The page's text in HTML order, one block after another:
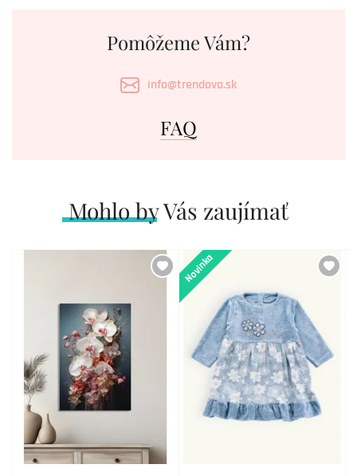
Pomôžeme Vám?
info@trendova.sk
FAQ
Mohlo by Vás zaujímať
Novinka